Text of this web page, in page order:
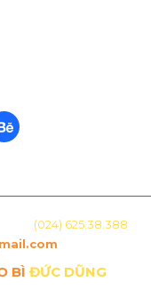
(024) 625.38.388
BÌ ĐỨC DŨNG